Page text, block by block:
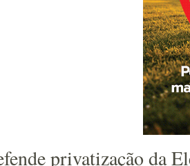
privatização da